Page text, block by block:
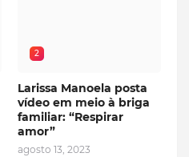
2
Larissa Manoela posta
vídeo em meio à briga
familiar: “Respirar
amor”
agosto 13, 2023